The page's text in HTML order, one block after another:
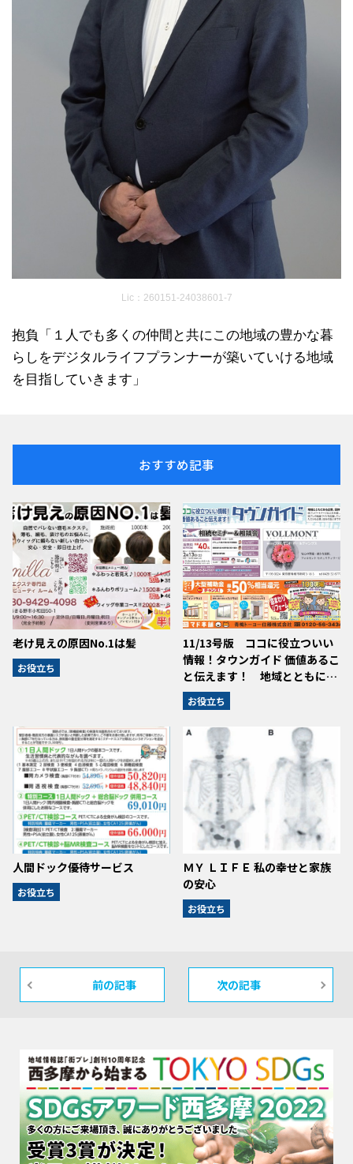
Lic：260151-24038601-7
抱負「１人でも多くの仲間と共にこの地域の豊かな暮
らしをデジタルライフプランナーが築いていける地域
を目指していきます」
おすすめ記事
老け見えの原因No.1は髪
お役立ち
11/13号版 ココに役立ついい
情報！タウンガイド 価値あるこ
と伝えます！ 地域とともに…
お役立ち
人間ドック優待サービス
お役立ち
ＭＹ ＬＩＦＥ 私の幸せと家族
の安心
お役立ち
前の記事 次の記事